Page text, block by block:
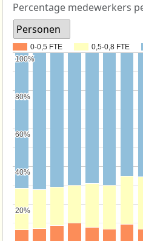
Percentage medewerkers
Personen
0-0,5 FTE 0,5-0,8 FTE
20%
20%
40%
40%
60%
60%
80%
80%
100%
100%